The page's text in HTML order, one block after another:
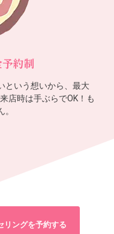
約制
という想いから、最大
店時は手ぶらでOK！も
リングを予約する